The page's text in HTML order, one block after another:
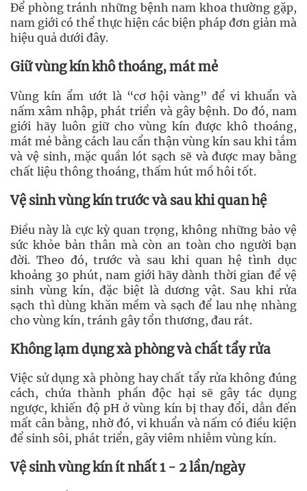
Để phòng tránh những bệnh nam khoa thường gặp,
nam giới có thể thực hiện các biện pháp đơn giản mà
hiệu quả dưới đây.
Giữ vùng kín khô thoáng, mát mẻ
Vùng kín ẩm ướt là “cơ hội vàng” để vi khuẩn và
nấm xâm nhập, phát triển và gây bệnh. Do đó, nam
giới hãy luôn giữ cho vùng kín được khô thoáng,
mát mẻ bằng cách lau cẩn thận vùng kín sau khi tắm
và vệ sinh, mặc quần lót sạch sẽ và được may bằng
chất liệu thông thoáng, thấm hút mồ hôi tốt.
Vệ sinh vùng kín trước và sau khi quan hệ
Điều này là cực kỳ quan trọng, không những bảo vệ
sức khỏe bản thân mà còn an toàn cho người bạn
đời. Theo đó, trước và sau khi quan hệ tình dục
khoảng 30 phút, nam giới hãy dành thời gian để vệ
sinh vùng kín, đặc biệt là dương vật. Sau khi rửa
sạch thì dùng khăn mềm và sạch để lau nhẹ nhàng
cho vùng kín, tránh gây tổn thương, đau rát.
Không lạm dụng xà phòng và chất tẩy rửa
Việc sử dụng xà phòng hay chất tẩy rửa không đúng
cách, chứa thành phần độc hại sẽ gây tác dụng
ngược, khiến độ pH ở vùng kín bị thay đổi, dẫn đến
mất cân bằng, nhờ đó, vi khuẩn và nấm có điều kiện
để sinh sôi, phát triển, gây viêm nhiễm vùng kín.
Vệ sinh vùng kín ít nhất 1 - 2 lần/ngày